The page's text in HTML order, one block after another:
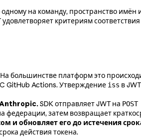
на команду, пространство
критериям
На большинстве платформ это
GitHub Actions. Утверждение iss в
Anthropic.SDK отправляет JWT на
федерации, затем возвращает
и обновляет его до истечения
действия токена.